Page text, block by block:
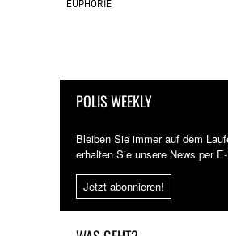
EUPHORIE
POLIS WEEKLY
Bleiben Sie immer auf dem
erhalten Sie unsere News per
Jetzt abonnieren!